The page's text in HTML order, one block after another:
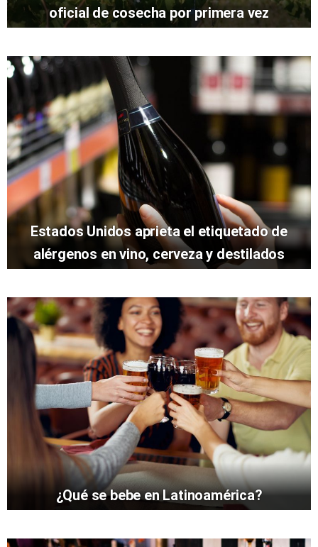
oficial de cosecha por primera vez
Estados Unidos aprieta el etiquetado de
alérgenos en vino, cerveza y destilados
¿Qué se bebe en Latinoamérica?